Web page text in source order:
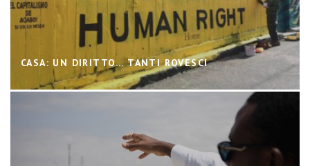
CASA: UN DIRITTO… TANTI ROVESCI